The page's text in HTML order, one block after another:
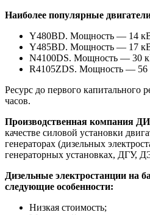
Наиболее популярные
Y480BD. Мощность — 14
Y485BD. Мощность — 17
N4100DS. Мощность — 30
R4105ZDS. Мощность — 56
Ресурс до первого капитального
часов.
Производственная компания
качестве силовой установки
генераторах (дизельных
генераторных установках, ДГУ,
Дизельные электростанции на
следующие особенности:
Низкая стоимость;